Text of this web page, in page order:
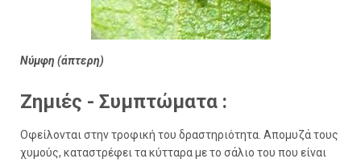
Νύμφη (άπτερη)
Ζημιές - Συμπτώματα :
Οφείλονται στην τροφική του δραστηριότητα. Απομυζά τους
χυμούς, καταστρέφει τα κύτταρα με το σάλιο του που είναι